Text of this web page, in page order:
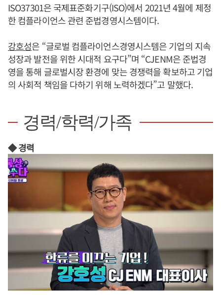
ISO37301은 국제표준화기구(ISO)에서 2021년 4월에 제정
한 컴플라이언스 관련 준법경영시스템이다.
강호성은 “글로벌 컴플라이언스경영시스템은 기업의 지속
성장과 발전을 위한 시대적 요구다”며 “CJENM은 준법경
영을 통해 글로벌시장 환경에 맞는 경쟁력을 확보하고 기업
의 사회적 책임을 다하기 위해 노력하겠다”고 말했다.
경력/학력/가족
◆ 경력